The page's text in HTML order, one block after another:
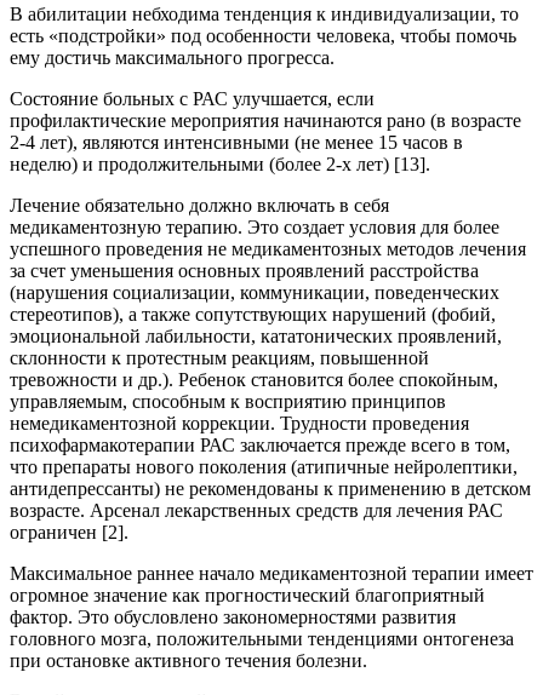
В абилитации небходима тенденция к индивидуализации, то
есть «подстройки» под особенности человека, чтобы помочь
ему достичь максимального прогресса.
Состояние больных с РАС улучшается, если
профилактические мероприятия начинаются рано (в возрасте
2-4 лет), являются интенсивными (не менее 15 часов в
неделю) и продолжительными (более 2-х лет) [13].
Лечение обязательно должно включать в себя
медикаментозную терапию. Это создает условия для более
успешного проведения не медикаментозных методов лечения
за счет уменьшения основных проявлений расстройства
(нарушения социализации, коммуникации, поведенческих
стереотипов), а также сопутствующих нарушений (фобий,
эмоциональной лабильности, кататонических проявлений,
склонности к протестным реакциям, повышенной
тревожности и др.). Ребенок становится более спокойным,
управляемым, способным к восприятию принципов
немедикаментозной коррекции. Трудности проведения
психофармакотерапии РАС заключается прежде всего в том,
что препараты нового поколения (атипичные нейролептики,
антидепрессанты) не рекомендованы к применению в детском
возрасте. Арсенал лекарственных средств для лечения РАС
ограничен [2].
Максимальное раннее начало медикаментозной терапии имеет
огромное значение как прогностический благоприятный
фактор. Это обусловлено закономерностями развития
головного мозга, положительными тенденциями онтогенеза
при остановке активного течения болезни.